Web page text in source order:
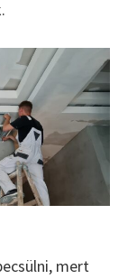
mert